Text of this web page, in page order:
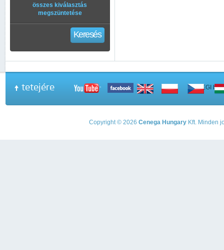
összes kiválasztás
megszüntetése
Keresés
tetejére A PEGI
Copyright © 2026 Cenega Hungary Kft. Minden